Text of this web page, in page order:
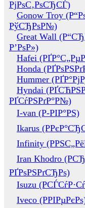
РјРѕС‚РѕСЂСЃ)
Gonow Troy
РўСЂРѕР№)
Great Wall
Р’РѕР»)
Hafei
Honda
Hummer
Hyndai
РҐСѓРЅРґР°Р№)
I-van (Р-РІР°РЅ)
Ikarus
Infinity
Iran Khodro
РҐРѕРЅРґСЂРѕ)
Isuzu
Iveco